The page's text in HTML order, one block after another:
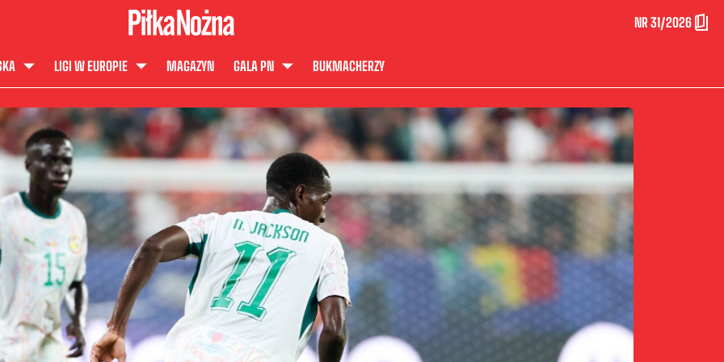
NR 31/2026
LIGI W EUROPIE MAGAZYN GALA PN BUKMACHERZY